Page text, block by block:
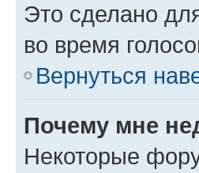
Это сделано
во время
Вернуться
Почему мне
Некоторые